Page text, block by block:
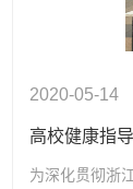
2020-05-14
高校健康指
为深化贯彻浙